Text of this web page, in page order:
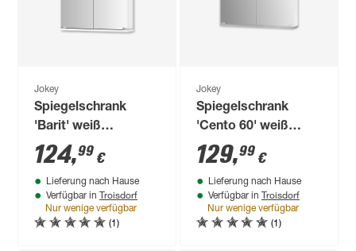
Jokey
Spiegelschrank
'Barit' weiß
Hochglanz 60 x 69 x
20,9 cm
124,99 €
Lieferung nach Hause
Verfügbar in Troisdorf
Nur wenige verfügbar
(1)
Jokey
Spiegelschrank
'Cento 60' weiß
Hochglanz 60 x 65 x
14 cm
129,99 €
Lieferung nach Hause
Verfügbar in Troisdorf
Nur wenige verfügbar
(1)